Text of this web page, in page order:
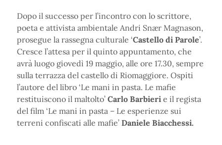
Dopo il successo per l’incontro con lo scrittore,
poeta e attivista ambientale Andri Snær Magnason,
prosegue la rassegna culturale ‘Castello di Parole’.
Cresce l’attesa per il quinto appuntamento, che
avrà luogo giovedì 19 maggio, alle ore 17.30, sempre
sulla terrazza del castello di Riomaggiore. Ospiti
l’autore del libro ‘Le mani in pasta. Le mafie
restituiscono il maltolto’ Carlo Barbieri e il regista
del film ‘Le mani in pasta – Le esperienze sui
terreni confiscati alle mafie’ Daniele Biacchessi.